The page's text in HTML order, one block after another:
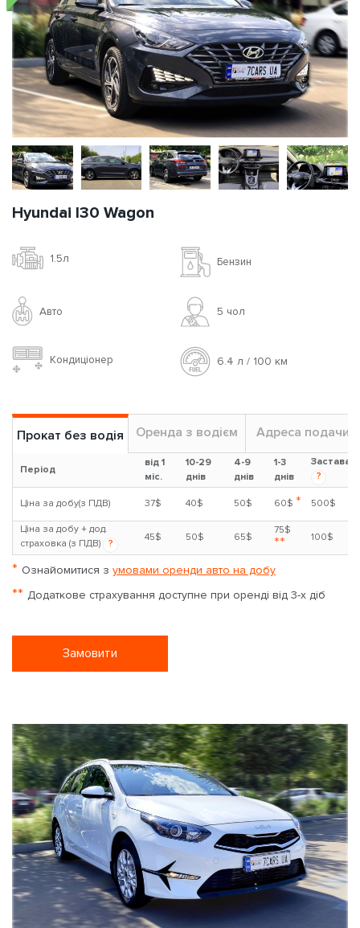
Hyundai I30 Wagon
1.5л Бензин
Авто 5 чoл
Кондиціонер 6.4 л / 100 км
Прокат без водія Оренда з водієм Адреса подачи
Період
від 1
міс.
10-29
днів
4-9
днів
1-3
днів
Застава
?
Ціна за добу(з ПДВ) 37$ 40$ 50$ 60$ * 500$
Ціна за добу + дод.
страховка (з ПДВ)
?
45$ 50$ 65$
75$
** 100$
* Ознайомитися з умовами оренди авто на добу
** Додаткове страхування доступне при оренді від 3-х діб
Замовити